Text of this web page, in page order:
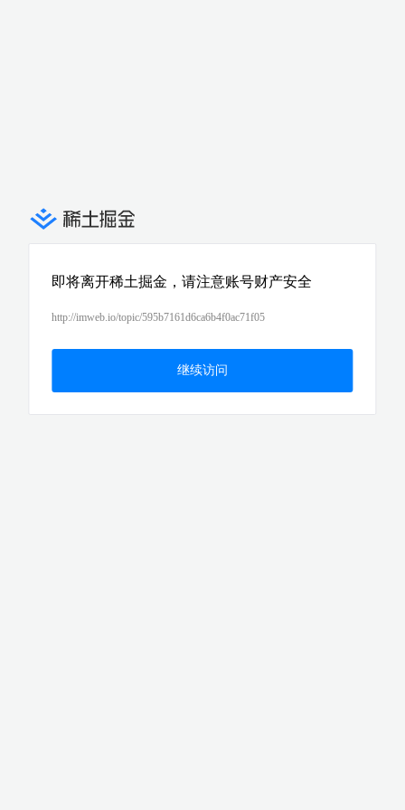
即将离开稀土掘金，请注意账号财产安全
http://imweb.io/topic/595b7161d6ca6b4f0ac71f05
继续访问